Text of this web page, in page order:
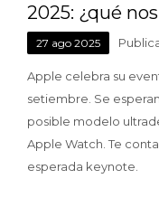
2025: ¿qué
27 ago 2025
Apple celebra su
setiembre. Se
posible modelo
Apple Watch. Te
esperada keynote.